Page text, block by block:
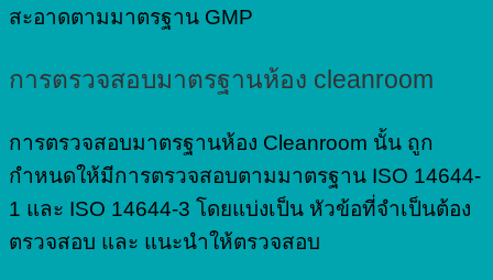
สะอาดตามมาตรฐาน GMP
การตรวจสอบมาตรฐานห้อง cleanroom
การตรวจสอบมาตรฐานห้อง Cleanroom นั้น ถูก
กำหนดให้มีการตรวจสอบตามมาตรฐาน ISO 14644-
1 และ ISO 14644-3 โดยแบ่งเป็น หัวข้อที่จำเป็นต้อง
ตรวจสอบ และ แนะนำให้ตรวจสอบ